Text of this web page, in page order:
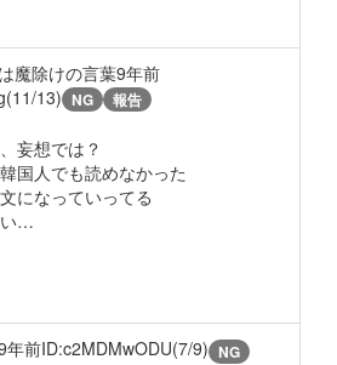
魔除けの言葉9年前
13) NG 報告
妄想では？
国人でも読めなかった
になっていってる
い…
年前ID:c2MDMwODU(7/9) NG